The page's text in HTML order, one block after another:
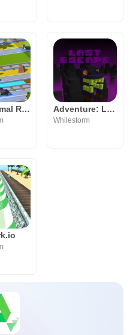
Fun Animal Rush: Coins Road 3D Adventure: Last Escape Dungeon
Whilestorm